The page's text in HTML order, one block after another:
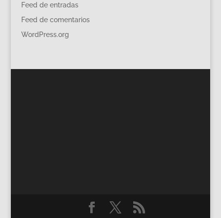
Feed de entradas
Feed de comentarios
WordPress.org